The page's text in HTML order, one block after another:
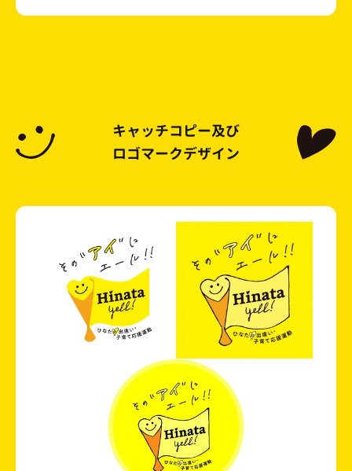
キャッチコピー及び
ロゴマークデザイン